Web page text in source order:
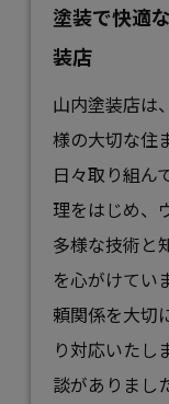
塗装で快適
装店
山内塗装店は
様の大切な住
日々取り組ん
理をはじめ、
多様な技術と
を心がけてい
頼関係を大切
り対応いたし
談がありまし